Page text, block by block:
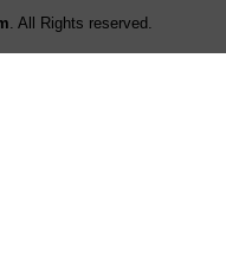
. All Rights reserved.